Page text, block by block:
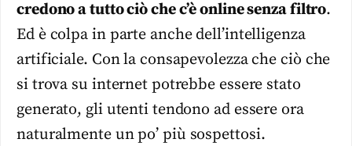
credono a tutto ciò che c’è online senza filtro.
Ed è colpa in parte anche dell’intelligenza
artificiale. Con la consapevolezza che ciò che
si trova su internet potrebbe essere stato
generato, gli utenti tendono ad essere ora
naturalmente un po’ più sospettosi.